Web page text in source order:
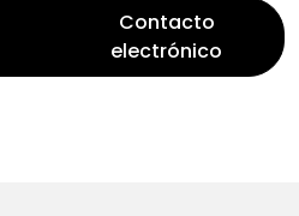
Contacto
electrónico